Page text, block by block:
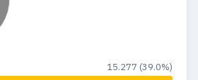
15.277 (39.0%)